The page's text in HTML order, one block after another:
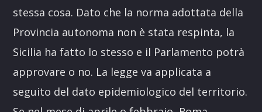
stessa cosa. Dato che la norma adottata della
Provincia autonoma non è stata respinta, la
Sicilia ha fatto lo stesso e il Parlamento potrà
approvare o no. La legge va applicata a
seguito del dato epidemiologico del territorio.